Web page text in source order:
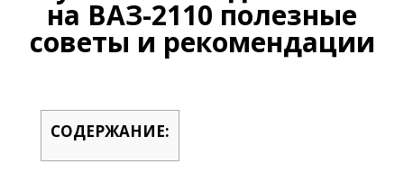
на ВАЗ-2110 полезные
советы и рекомендации
СОДЕРЖАНИЕ: